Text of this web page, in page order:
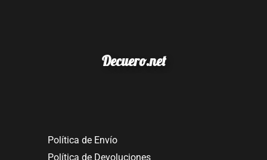
Decuero.net
Política de Envío
Política de Devoluciones